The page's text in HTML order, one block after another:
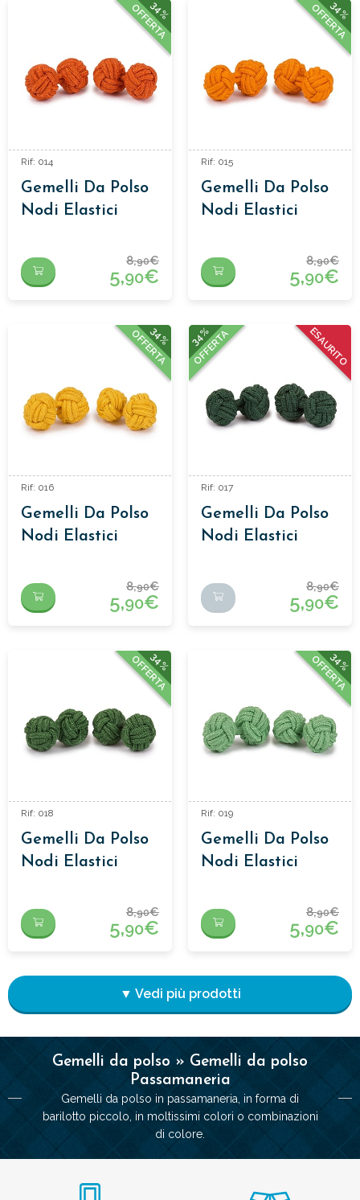
Gemelli da polso » Gemelli da polso
Passamaneria
Gemelli da polso in passamaneria, in forma di
barilotto piccolo, in moltissimi colori o combinazioni
di colore.
34%
OFFERTA
Rif: 014
Gemelli Da Polso
Nodi Elastici
8,90€
5,90€
34%
OFFERTA
Rif: 015
Gemelli Da Polso
Nodi Elastici
8,90€
5,90€
34%
OFFERTA
Rif: 016
Gemelli Da Polso
Nodi Elastici
8,90€
5,90€
ESAURITO
34%
OFFERTA
Rif: 017
Gemelli Da Polso
Nodi Elastici
8,90€
5,90€
34%
OFFERTA
Rif: 018
Gemelli Da Polso
Nodi Elastici
8,90€
5,90€
34%
OFFERTA
Rif: 019
Gemelli Da Polso
Nodi Elastici
8,90€
5,90€
▼ Vedi più prodotti